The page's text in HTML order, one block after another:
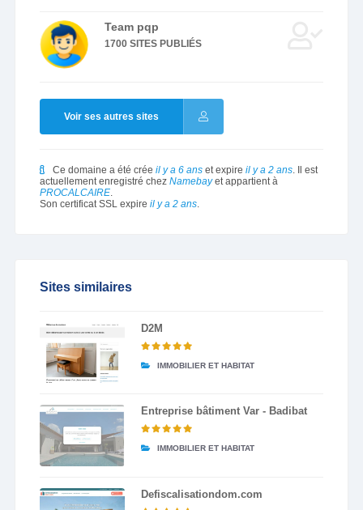
Team pqp
1700 SITES PUBLIÉS
Voir ses autres sites
Ce domaine a été crée il y a 6 anset expire il y a 2 ans. Il est
actuellement enregistré chez Namebayet appartient à
PROCALCAIRE.
Son certificat SSL expire il y a 2 ans.
Sites similaires
D2M
IMMOBILIER ET HABITAT
Entreprise bâtiment Var - Badibat
IMMOBILIER ET HABITAT
Defiscalisationdom.com